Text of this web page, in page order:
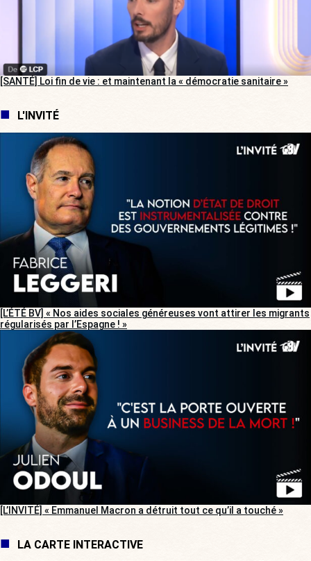
[SANTÉ] Loi fin de vie : et maintenant la « démocratie sanitaire »
L'INVITÉ
[L’ÉTÉ BV] « Nos aides sociales généreuses vont attirer les migrants
régularisés par l’Espagne ! »
[L’INVITÉ] « Emmanuel Macron a détruit tout ce qu’il a touché »
LA CARTE INTERACTIVE